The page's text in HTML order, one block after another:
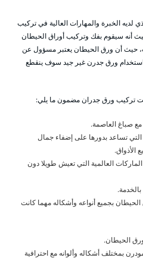
لديه الخبرة والمهارات العالية في تركيب
أنه سيقوم بفك وتركيب أوراق الحيطان
حيث أن ورق الحيطان يعتبر مسؤول عن
ورق جدرن غير جيد سوف ينقطع
تركيب ورق جدران مضمون ما يلي:
صباغ العاصمة.
التي تساعد بدورها على إضفاء جمال
العالمية التي تعيش طويلا دون
بجميع أنواعه وأشكاله مهما كانت
الحيطان.
بمختلف أشكاله وألوانه مع احترافية